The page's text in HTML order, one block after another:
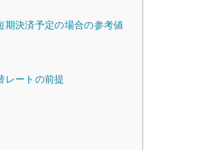
期決済予定の場合の参考値
レートの前提